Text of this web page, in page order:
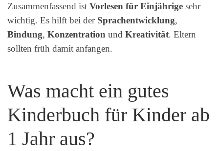
Zusammenfassend ist Vorlesen für Einjährige sehr
wichtig. Es hilft bei der Sprachentwicklung,
Bindung, Konzentration und Kreativität. Eltern
sollten früh damit anfangen.
Was macht ein gutes
Kinderbuch für Kinder ab
1 Jahr aus?